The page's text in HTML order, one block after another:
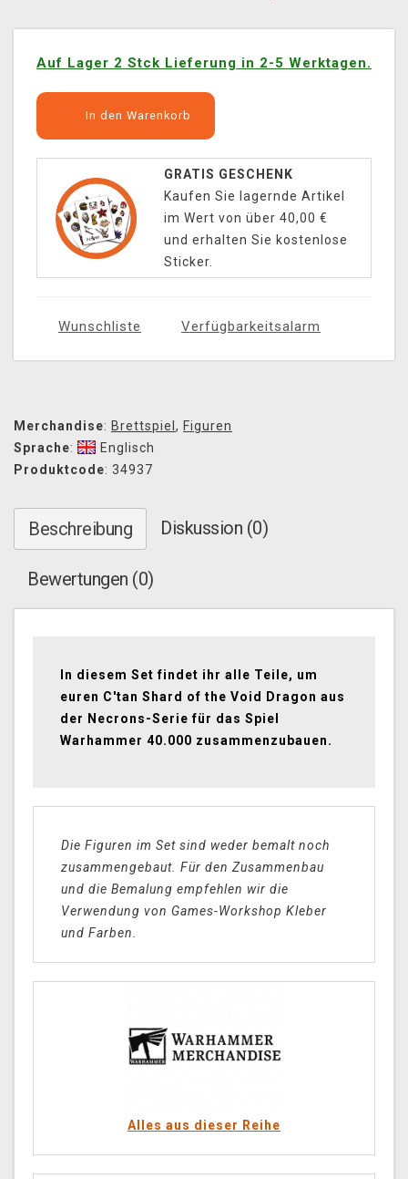
Auf Lager 2 Stck Lieferung in 2-5 Werktagen.
In den Warenkorb
GRATIS GESCHENK
Kaufen Sie lagernde Artikel
im Wert von über 40,00 €
und erhalten Sie kostenlose
Sticker.
Wunschliste Verfügbarkeitsalarm
Merchandise: Brettspiel , Figuren
Sprache:
Englisch
Produktcode: 34937
Beschreibung Diskussion (0)
Bewertungen (0)
In diesem Set findet ihr alle Teile, um
euren C'tan Shard of the Void Dragon aus
der Necrons-Serie für das Spiel
Warhammer 40.000 zusammenzubauen.
Die Figuren im Set sind weder bemalt noch
zusammengebaut. Für den Zusammenbau
und die Bemalung empfehlen wir die
Verwendung von Games-Workshop Kleber
und Farben.
Alles aus dieser Reihe